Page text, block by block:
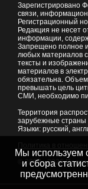
Зарегистрировано
связи,
Регистрационный
Редакция не несет
информации,
Запрещено полное
любых материалов
тексты и
материалов в
обязательна.
превышать цель
СМИ, необходимо
Территория
зарубежные страны
Языки: русский,
© 2007 - 2026
Мы используем
и сбора